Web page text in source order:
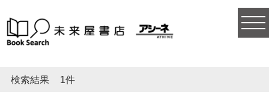
検索結果 1件